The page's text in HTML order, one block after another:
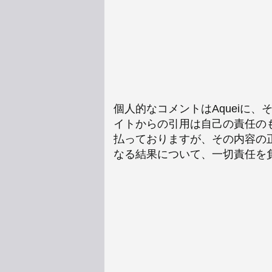
個人的なコメントはAqueiに、
イトからの引用は自己の責任
払っておりますが、その内容
なる結果について、一切責任を